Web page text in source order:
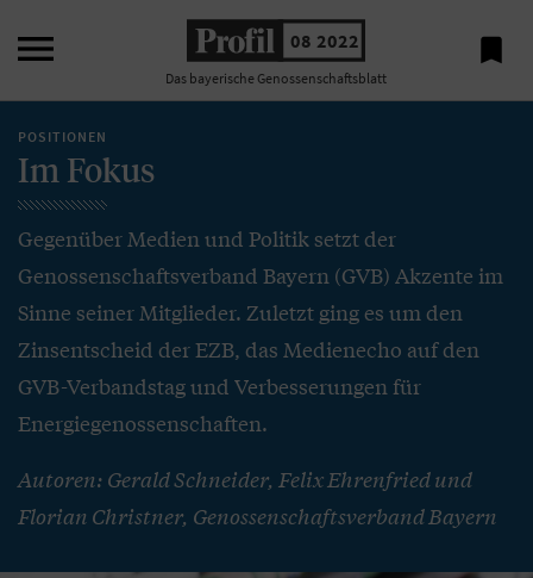
 08 2022
Das bayerische Genossenschaftsblatt

POSITIONEN
Im Fokus
Gegenüber Medien und Politik setzt der
Genossenschaftsverband Bayern (GVB) Akzente im
Sinne seiner Mitglieder. Zuletzt ging es um den
Zinsentscheid der EZB, das Medienecho auf den
GVB-Verbandstag und Verbesserungen für
Energiegenossenschaften.
Autoren: Gerald Schneider, Felix Ehrenfried und
Florian Christner, Genossenschaftsverband Bayern